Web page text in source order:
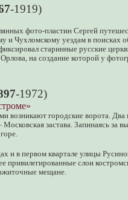
-1919)
фото-пластин Сергей
и Чухломскому уездам в
старинные русские
на создание которой у
-1972)
возникают городские ворота. Два
застава. Запинаясь за
и в первом квартале улицы
привилегированные слои
мещане.